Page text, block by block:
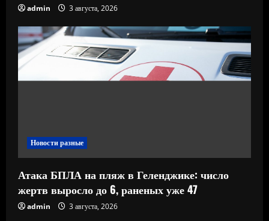
admin 3 августа, 2026
Новости разные
Атака БПЛА на пляж в Геленджике: число
жертв выросло до 6, раненых уже 47
admin 3 августа, 2026